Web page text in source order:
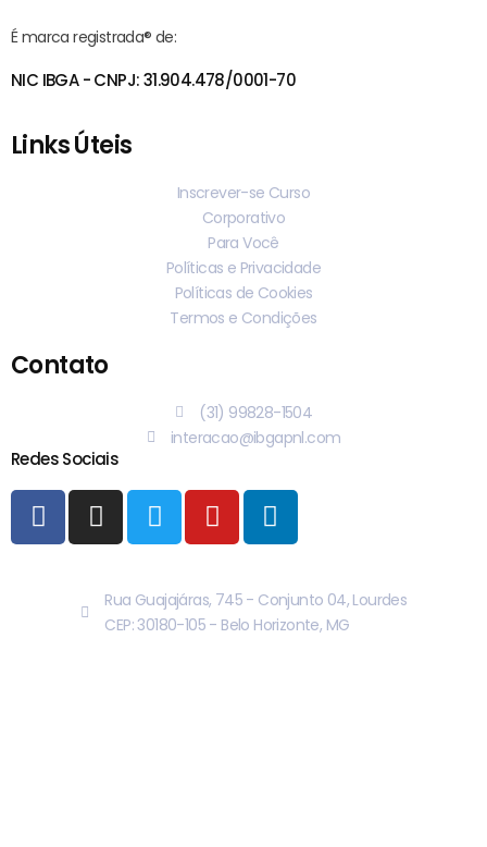
É marca registrada® de:
NIC IBGA - CNPJ: 31.904.478/0001-70
Links Úteis
Inscrever-se Curso
Corporativo
Para Você
Políticas e Privacidade
Políticas de Cookies
Termos e Condições
Contato
(31) 99828-1504
interacao@ibgapnl.com
Redes Sociais
Rua Guajajáras, 745 - Conjunto 04, Lourdes
CEP: 30180-105 - Belo Horizonte, MG